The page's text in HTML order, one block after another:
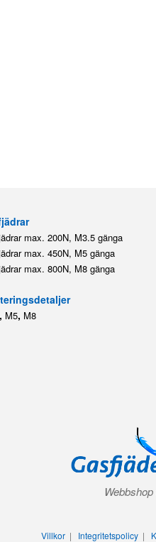
max. 200N, M3.5 gänga
max. 450N, M5 gänga
max. 800N, M8 gänga
M5, M8
Villkor | Integritetspolicy |